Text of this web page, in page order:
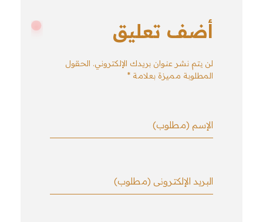
أضف تعليق
لن يتم نشر عنوان بريدك الإلكتروني. الحقول
المطلوبة مميزة بعلامة *